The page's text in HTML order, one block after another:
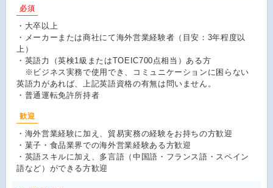
必須
・大卒以上
・メーカーまたは商社にて海外営業経験者（目安：3年程度以
上）
・英語力（英検1級またはTOEIC700点相当）ある方
※ビジネス実務で使用でき、コミュニケーションに困らない
英語力があれば、上記英語資格の有無は問いません。
・普通運転免許所持者
歓迎
・海外営業経験に加え、貿易実務の経験をお持ちの方歓迎
・菓子・食品業界での海外営業経験ある方歓迎
・英語スキルに加え、多言語（中国語・フランス語・スペイン
語など）ができる方歓迎